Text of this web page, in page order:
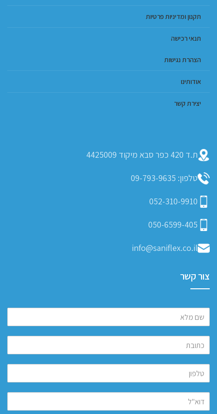
תקנון ומדיניות פרטיות
תנאי רכישה
הצהרת נגישות
אודותינו
יצירת קשר
ת.ד 420 כפר סבא מיקוד 4425009
טלפון: 09-793-9635
052-310-9910
050-6599-405
info@saniflex.co.il
צור קשר